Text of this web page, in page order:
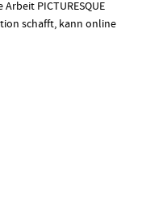
PICTURESQUE
schafft, kann online